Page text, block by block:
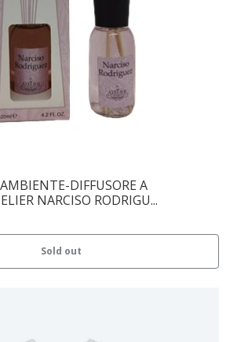
DIFFUSORE A
NARCISO RODRIGU...
Sold out